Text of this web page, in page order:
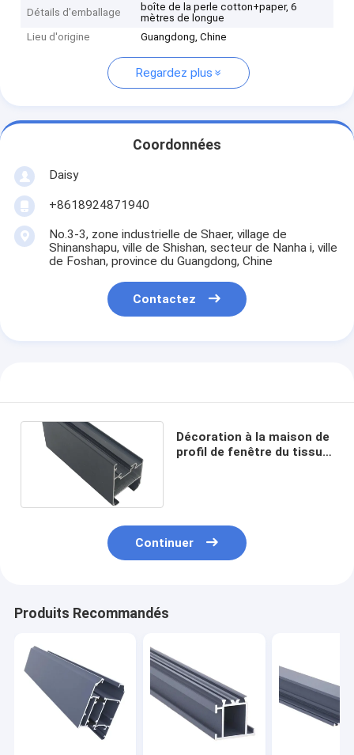
Détails d'emballage
boîte de la perle cotton+paper, 6
mètres de longue
Lieu d'origine
Guangdong, Chine
Regardez plus
Coordonnées
Daisy
+8618924871940
No.3-3, zone industrielle de Shaer, village de
Shinanshapu, ville de Shishan, secteur de Nanha i, ville
de Foshan, province du Guangdong, Chine
Contactez
Décoration à la maison de
profil de fenêtre du tissu
Continuer
Produits Recommandés